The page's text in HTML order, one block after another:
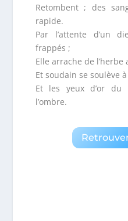
Retombent ; des
rapide.
Par l’attente d’un
frappés ;
Elle arrache de l’herbe
Et soudain se soulève
Et les yeux d’or du
l’ombre.